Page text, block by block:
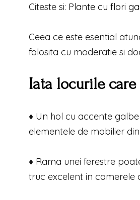
Citeste si: Plante cu flori
Ceea ce este esential
folosita cu moderatie si
Iata locurile
♦ Un hol cu accente
elementele de mobilier
♦ Rama unei ferestre
truc excelent in camerele